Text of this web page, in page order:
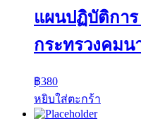
แผนปฏิบัติกา
กระทรวงคมน
฿380
หยิบใส่ตะกร้า